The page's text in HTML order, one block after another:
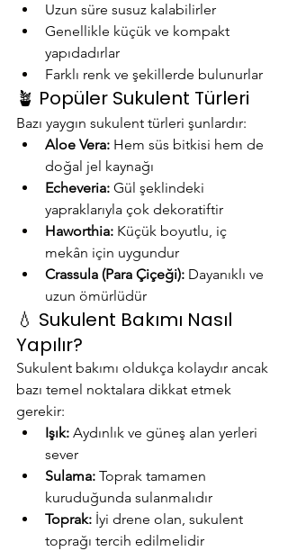
Uzun süre susuz kalabilirler
Genellikle küçük ve kompakt
yapıdadırlar
Farklı renk ve şekillerde bulunurlar
🪴 Popüler Sukulent Türleri
Bazı yaygın sukulent türleri şunlardır:
Aloe Vera: Hem süs bitkisi hem de
doğal jel kaynağı
Echeveria: Gül şeklindeki
yapraklarıyla çok dekoratiftir
Haworthia: Küçük boyutlu, iç
mekân için uygundur
Crassula (Para Çiçeği): Dayanıklı ve
uzun ömürlüdür
💧 Sukulent Bakımı Nasıl
Yapılır?
Sukulent bakımı oldukça kolaydır ancak
bazı temel noktalara dikkat etmek
gerekir:
Işık: Aydınlık ve güneş alan yerleri
sever
Sulama: Toprak tamamen
kuruduğunda sulanmalıdır
Toprak: İyi drene olan, sukulent
toprağı tercih edilmelidir